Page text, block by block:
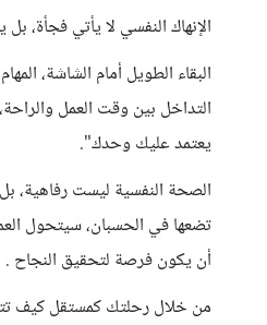
الإنهاك النفسي لا يأتي فجأة،
البقاء الطويل أمام الشاشة،
التداخل بين وقت العمل
يعتمد عليك وحدك".
الصحة النفسية ليست رفاهية،
تضعها في الحسبان، سيتحول
أن يكون فرصة لتحقيق النجاح .
من خلال رحلتك كمستقل كيف